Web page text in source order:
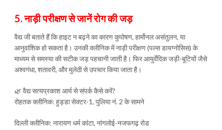
5. नाड़ी परीक्षण से जानें रोग की जड़
वैद्य जी बताते हैं कि हाइट न बढ़ने का कारण कुपोषण, हार्मोनल असंतुलन, या
आनुवांशिक हो सकता है। उनकी क्लीनिक में नाड़ी परीक्षण (पल्स डायग्नोसिस) के
माध्यम से समस्या की सटीक जड़ पहचानी जाती है। फिर आयुर्वेदिक जड़ी-बूटियों जैसे
अश्वगंधा, शतावरी, और मुलेठी से उपचार किया जाता है।
🌿 वैद्य सत्यप्रकाश आर्य से संपर्क कैसे करें?
रोहतक क्लीनिक: हुड्डा सेक्टर-1, पुलिया नं. 2 के सामने
दिल्ली क्लीनिक: नारायण धर्म कांटा, नांगलोई-नजफगढ़ रोड